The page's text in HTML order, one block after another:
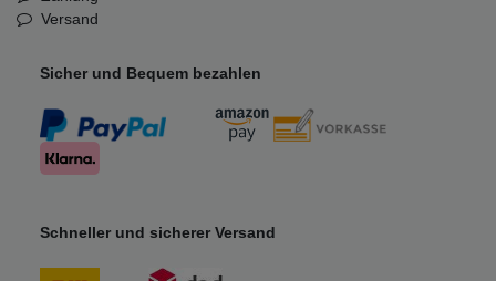
Versand
Sicher und Bequem bezahlen
Schneller und sicherer Versand